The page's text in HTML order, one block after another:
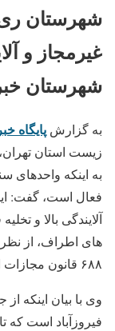
غیرمجاز و
شهرستان
به گزارش پایگاه
زیست استان
به اینکه
فعال است، گفت:
آلایندگی بالا و
های اطراف، از
۶۸۸ قانون مجازات اسلامی و تهدید علیه بهداشت عمومی هستند.
وی با بیان اینکه